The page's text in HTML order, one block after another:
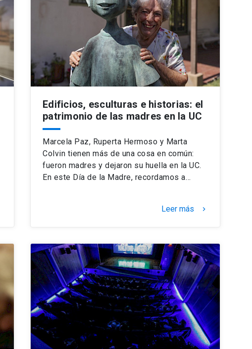
Edificios, esculturas e historias: el
patrimonio de las madres en la UC
Marcela Paz, Ruperta Hermoso y Marta
Colvin tienen más de una cosa en común:
fueron madres y dejaron su huella en la UC.
En este Día de la Madre, recordamos a…
Leer más keyboard_arrow_right